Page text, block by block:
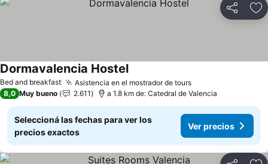
Compartir
Bed and breakfast Asistencia en el mostrador de toursVer precios
Dormavalencia HostelVer precios
8,0 Muy bueno 2.611 a 1.8 km de: Catedral de Valencia
Seleccioná las fechas para ver los
precios exactos
Ver precios